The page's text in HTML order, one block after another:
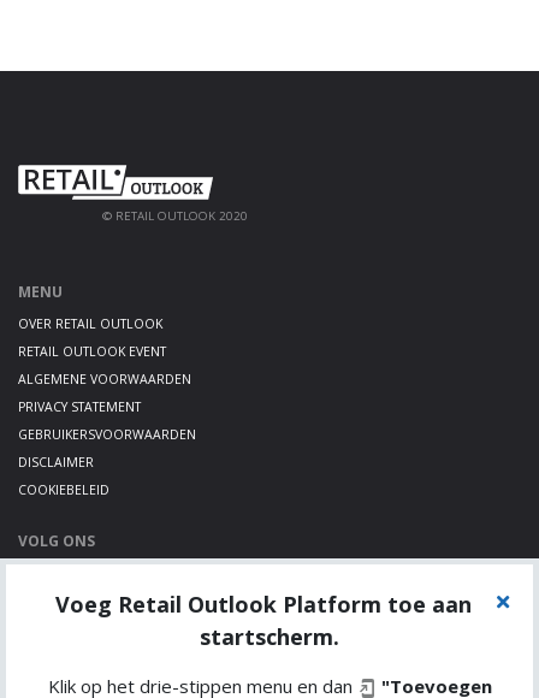
© RETAIL OUTLOOK 2020
MENU
OVER RETAIL OUTLOOK
RETAIL OUTLOOK EVENT
ALGEMENE VOORWAARDEN
PRIVACY STATEMENT
GEBRUIKERSVOORWAARDEN
DISCLAIMER
COOKIEBELEID
VOLG ONS
TWITTER
Voeg Retail Outlook Platform toe aan
startscherm.
Klik op het drie-stippen menu en dan "Toevoegen